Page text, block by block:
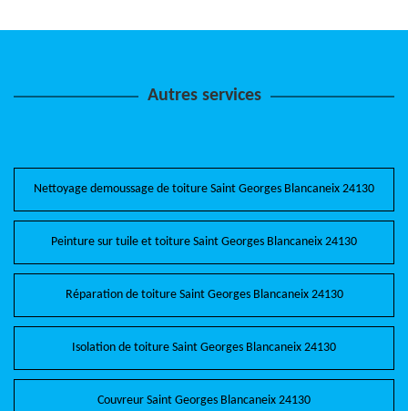
Autres services
Nettoyage demoussage de toiture Saint Georges Blancaneix 24130
Peinture sur tuile et toiture Saint Georges Blancaneix 24130
Réparation de toiture Saint Georges Blancaneix 24130
Isolation de toiture Saint Georges Blancaneix 24130
Couvreur Saint Georges Blancaneix 24130